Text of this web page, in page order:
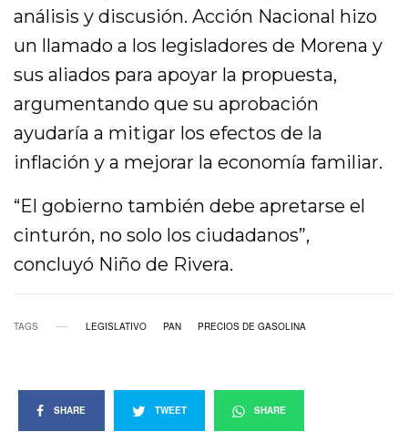
análisis y discusión. Acción Nacional hizo
un llamado a los legisladores de Morena y
sus aliados para apoyar la propuesta,
argumentando que su aprobación
ayudaría a mitigar los efectos de la
inflación y a mejorar la economía familiar.
“El gobierno también debe apretarse el
cinturón, no solo los ciudadanos”,
concluyó Niño de Rivera.
TAGS LEGISLATIVO PAN PRECIOS DE GASOLINA
SHARE TWEET SHARE